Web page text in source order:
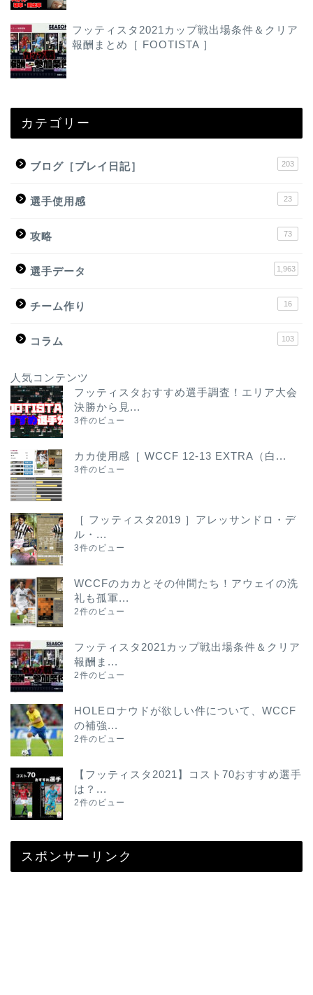
フッティスタ2021カップ戦出場条件＆クリア
報酬まとめ［ FOOTISTA ］
カテゴリー
ブログ［プレイ日記］ 203
選手使用感 23
攻略 73
選手データ 1,963
チーム作り 16
コラム 103
人気コンテンツ
フッティスタおすすめ選手調査！エリア大会
決勝から見...
3件のビュー
カカ使用感［ WCCF 12-13 EXTRA（白...
3件のビュー
［ フッティスタ2019 ］アレッサンドロ・デ
ル・...
3件のビュー
WCCFのカカとその仲間たち！アウェイの洗
礼も孤軍...
2件のビュー
フッティスタ2021カップ戦出場条件＆クリア
報酬ま...
2件のビュー
HOLEロナウドが欲しい件について、WCCF
の補強...
2件のビュー
【フッティスタ2021】コスト70おすすめ選手
は？...
2件のビュー
スポンサーリンク